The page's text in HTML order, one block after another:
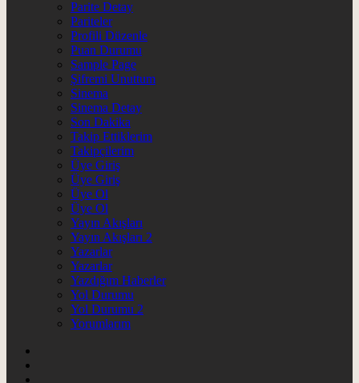
Parite Detay
Pariteler
Profili Düzenle
Puan Durumu
Sample Page
Şifremi Unuttum
Sinema
Sinema Detay
Son Dakika
Takip Ettiklerim
Takipçilerim
Üye Giriş
Üye Giriş
Üye Ol
Üye Ol
Yayın Akışları
Yayın Akışları 2
Yazarlar
Yazarlar
Yazdığım Haberler
Yol Durumu
Yol Durumu 2
Yorumlarım